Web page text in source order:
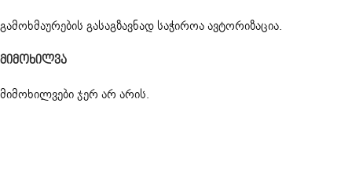
Მიმოხილვა
მიმოხილვები ჯერ არ არის.
გამოხმაურების გასაგზავნად საჭიროაავტორიზაცია.